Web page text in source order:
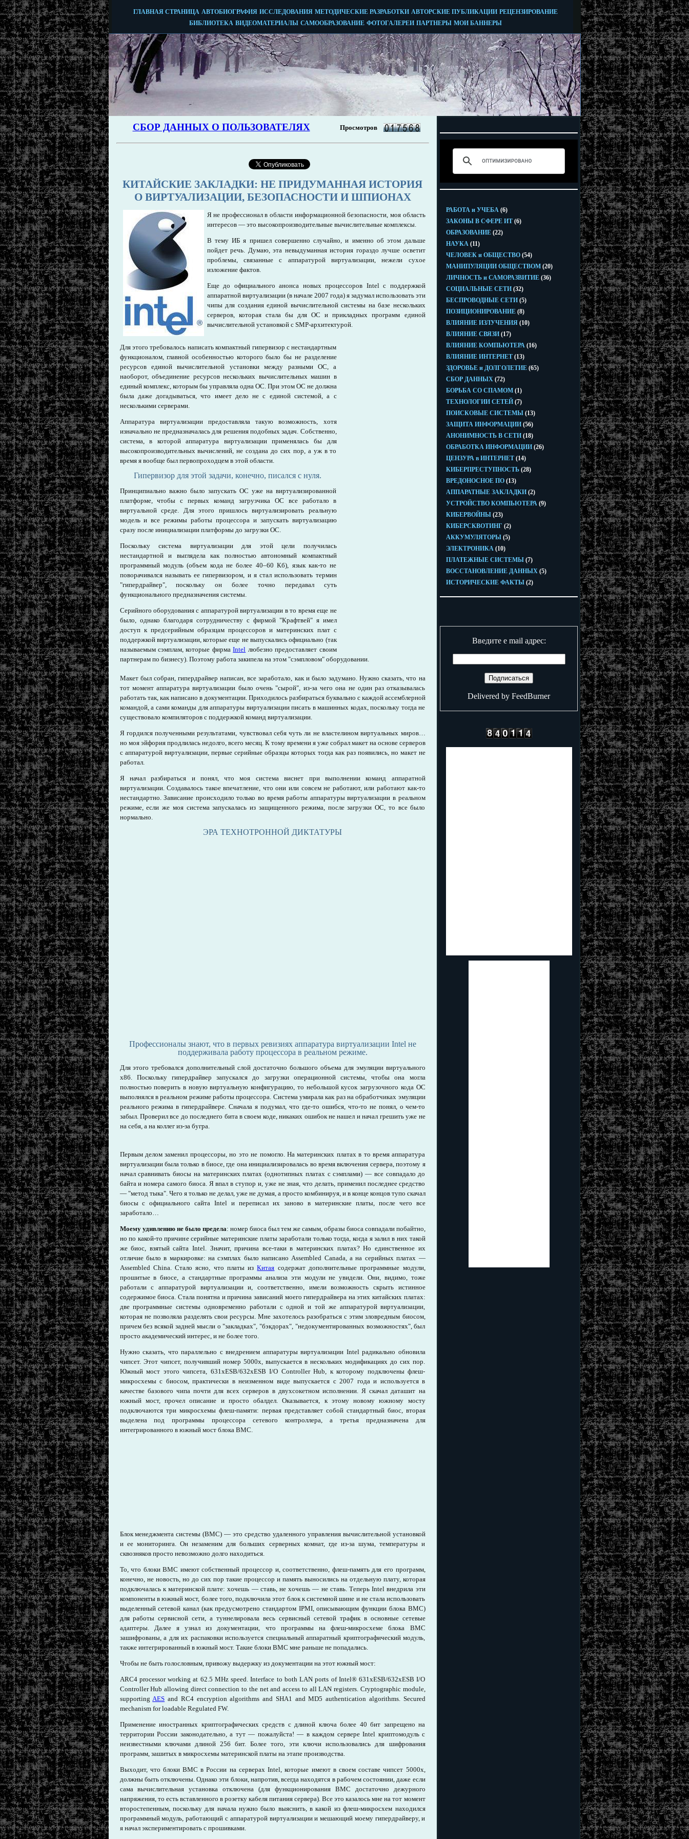
КИТАЙСКИЕ ЗАКЛАДКИ: НЕ ПРИДУМАННАЯ ИСТОРИЯ
О ВИРТУАЛИЗАЦИИ, БЕЗОПАСНОСТИ И ШПИОНАХ
Я не профессионал в области информационной безопасности, моя область
интересов — это высокопроизводительные вычислительные комплексы.
В тему ИБ я пришел совершенно случайно, и именно об этом дальше
пойдет речь. Думаю, эта невыдуманная история гораздо лучше осветит
проблемы, связанные с аппаратурой виртуализации, нежели сухое
изложение фактов.
Еще до официального анонса новых процессоров Intel с поддержкой
аппаратной виртуализации (в начале 2007 года) я задумал использовать эти
чипы для создания единой вычислительной системы на базе нескольких
серверов, которая стала бы для ОС и прикладных программ единой
вычислительной установкой с SMP-архитектурой.
Для этого требовалось написать компактный гипервизор с нестандартным
функционалом, главной особенностью которого было бы не разделение
ресурсов единой вычислительной установки между разными ОС, а
наоборот, объединение ресурсов нескольких вычислительных машин в
единый комплекс, которым бы управляла одна ОС. При этом ОС не должна
была даже догадываться, что имеет дело не с единой системой, а с
несколькими серверами.
Аппаратура виртуализации предоставляла такую возможность, хотя
изначально не предназначалась для решения подобных задач. Собственно,
система, в которой аппаратура виртуализации применялась бы для
высокопроизводительных вычислений, не создана до сих пор, а уж в то
время я вообще был первопроходцем в этой области.
Гипервизор для этой задачи, конечно, писался с нуля.
Принципиально важно было запускать ОС уже на виртуализированной
платформе, чтобы с первых команд загрузчика ОС все работало в
виртуальной среде. Для этого пришлось виртуализировать реальную
модель и все режимы работы процессора и запускать виртуализацию
сразу после инициализации платформы до загрузки ОС.
Поскольку система виртуализации для этой цели получилась
нестандартной и выглядела как полностью автономный компактный
программный модуль (объем кода не более 40–60 Кб), язык как-то не
поворачивался называть ее гипервизором, и я стал использовать термин
"гипердрайвер", поскольку он более точно передавал суть
функционального предназначения системы.
Серийного оборудования с аппаратурой виртуализации в то время еще не
было, однако благодаря сотрудничеству с фирмой "Крафтвей" я имел
доступ к предсерийным образцам процессоров и материнских плат с
поддержкой виртуализации, которые еще не выпускались официально (так
называемым сэмплам, которые фирмаIntel любезно предоставляет своим
партнерам по бизнесу). Поэтому работа закипела на этом "сэмпловом" оборудовании.
Макет был собран, гипердрайвер написан, все заработало, как и было задумано. Нужно сказать, что на
тот момент аппаратура виртуализации было очень "сырой", из-за чего она не один раз отказывалась
работать так, как написано в документации. Приходилось разбираться буквально с каждой ассемблерной
командой, а сами команды для аппаратуры виртуализации писать в машинных кодах, поскольку тогда не
существовало компиляторов с поддержкой команд виртуализации.
Я гордился полученными результатами, чувствовал себя чуть ли не властелином виртуальных миров…
но моя эйфория продлилась недолго, всего месяц. К тому времени я уже собрал макет на основе серверов
с аппаратурой виртуализации, первые серийные образцы которых тогда как раз появились, но макет не
работал.
Я начал разбираться и понял, что моя система виснет при выполнении команд аппаратной
виртуализации. Создавалось такое впечатление, что они или совсем не работают, или работают как-то
нестандартно. Зависание происходило только во время работы аппаратуры виртуализации в реальном
режиме, если же моя система запускалась из защищенного режима, после загрузки ОС, то все было
нормально.
ЭРА ТЕХНОТРОННОЙ ДИКТАТУРЫ
Профессионалы знают, что в первых ревизиях аппаратура виртуализации Intel не
поддерживала работу процессора в реальном режиме.
Для этого требовался дополнительный слой достаточно большого объема для эмуляции виртуального
х86. Поскольку гипердрайвер запускался до загрузки операционной системы, чтобы она могла
полностью поверить в новую виртуальную конфигурацию, то небольшой кусок загрузочного кода ОС
выполнялся в реальном режиме работы процессора. Система умирала как раз на обработчиках эмуляции
реального режима в гипердрайвере. Сначала я подумал, что где-то ошибся, что-то не понял, о чем-то
забыл. Проверил все до последнего бита в своем коде, никаких ошибок не нашел и начал грешить уже не
на себя, а на коллег из-за бугра.
Первым делом заменил процессоры, но это не помогло. На материнских платах в то время аппаратура
виртуализации была только в биосе, где она инициализировалась во время включения сервера, поэтому я
начал сравнивать биосы на материнских платах (однотипных платах с сэмплами) — все совпадало до
байта и номера самого биоса. Я впал в ступор и, уже не зная, что делать, применил последнее средство
— "метод тыка". Чего я только не делал, уже не думая, а просто комбинируя, и в конце концов тупо скачал
биосы с официального сайта Intel и переписал их заново в материнские платы, после чего все
заработало…
Моему удивлению не было предела: номер биоса был тем же самым, образы биоса совпадали побайтно,
но по какой-то причине серийные материнские платы заработали только тогда, когда я залил в них такой
же биос, взятый сайта Intel. Значит, причина все-таки в материнских платах? Но единственное их
отличие было в маркировке: на сэмплах было написано Assembled Canada, а на серийных платах —
Assembled China. Стало ясно, что платы изКитая содержат дополнительные программные модули,
прошитые в биосе, а стандартные программы анализа эти модули не увидели. Они, видимо, тоже
работали с аппаратурой виртуализации и, соответственно, имели возможность скрыть истинное
содержимое биоса. Стала понятна и причина зависаний моего гипердрайвера на этих китайских платах:
две программные системы одновременно работали с одной и той же аппаратурой виртуализации,
которая не позволяла разделять свои ресурсы. Мне захотелось разобраться с этим зловредным биосом,
причем без всякой задней мысли о "закладках", "бэкдорах", "недокументированных возможностях", был
просто академический интерес, и не более того.
Нужно сказать, что параллельно с внедрением аппаратуры виртуализации Intel радикально обновила
чипсет. Этот чипсет, получивший номер 5000х, выпускается в нескольких модификациях до сих пор.
Южный мост этого чипсета, 631xESB/632xESB I/O Controller Hub, к которому подключены флеш-
микросхемы с биосом, практически в неизменном виде выпускается с 2007 года и используется в
качестве базового чипа почти для всех серверов в двухсокетном исполнении. Я скачал даташит на
южный мост, прочел описание и просто обалдел. Оказывается, к этому новому южному мосту
подключаются три микросхемы флеш-памяти: первая представляет собой стандартный биос, вторая
выделена под программы процессора сетевого контроллера, а третья предназначена для
интегрированного в южный мост блока ВМС.
Блок менеджмента системы (ВМС) — это средство удаленного управления вычислительной установкой
и ее мониторинга. Он незаменим для больших серверных комнат, где из-за шума, температуры и
сквозняков просто невозможно долго находиться.
То, что блоки ВМС имеют собственный процессор и, соответственно, флеш-память для его программ,
конечно, не новость, но до сих пор такие процессор и память выносились на отдельную плату, которая
подключалась к материнской плате: хочешь — ставь, не хочешь — не ставь. Теперь Intel внедрила эти
компоненты в южный мост, более того, подключила этот блок к системной шине и не стала использовать
выделенный сетевой канал (как предусмотрено стандартом IPMI, описывающим функции блока ВМС)
для работы сервисной сети, а туннелировала весь сервисный сетевой трафик в основные сетевые
адаптеры. Далее я узнал из документации, что программы на флеш-микросхеме блока ВМС
зашифрованы, а для их распаковки используется специальный аппаратный криптографический модуль,
также интегрированный в южный мост. Такие блоки ВМС мне раньше не попадались.
Чтобы не быть голословным, привожу выдержку из документации на этот южный мост:
ARC4 processor working at 62.5 MHz speed. Interface to both LAN ports of Intel® 631xESB/632xESB I/O
Controller Hub allowing direct connection to the net and access to all LAN registers. Cryptographic module,
supportingAES and RC4 encryption algorithms and SHA1 and MD5 authentication algorithms. Secured
mechanism for loadable Regulated FW.
Применение иностранных криптографических средств с длиной ключа более 40 бит запрещено на
территории России законодательно, а тут — пожалуйста! — в каждом сервере Intel криптомодуль с
неизвестными ключами длиной 256 бит. Более того, эти ключи использовались для шифрования
программ, зашитых в микросхемы материнской платы на этапе производства.
Выходит, что блоки ВМС в России на серверах Intel, которые имеют в своем составе чипсет 5000х,
должны быть отключены. Однако эти блоки, напротив, всегда находятся в рабочем состоянии, даже если
сама вычислительная установка отключена (для функционирования ВМС достаточно дежурного
напряжения, то есть вставленного в розетку кабеля питания сервера). Все это казалось мне на тот момент
второстепенным, поскольку для начала нужно было выяснить, в какой из флеш-микросхем находился
программный модуль, работающий с аппаратурой виртуализации и мешающий моему гипердрайверу, и
я начал экспериментировать с прошивками.